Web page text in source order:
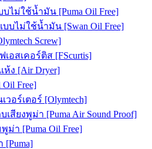
ไม่ใช้น้ำมัน [Puma Oil Free]
บไม่ใช้น้ำมัน [Swan Oil Free]
Screw]
อสเคอร์ติส [FScurtis]
ห้ง [Air Dryer]
Free]
อร์เตอร์ [Olymtech]
สียงพูม่า [Puma Air Sound Proof]
า [Puma Oil Free]